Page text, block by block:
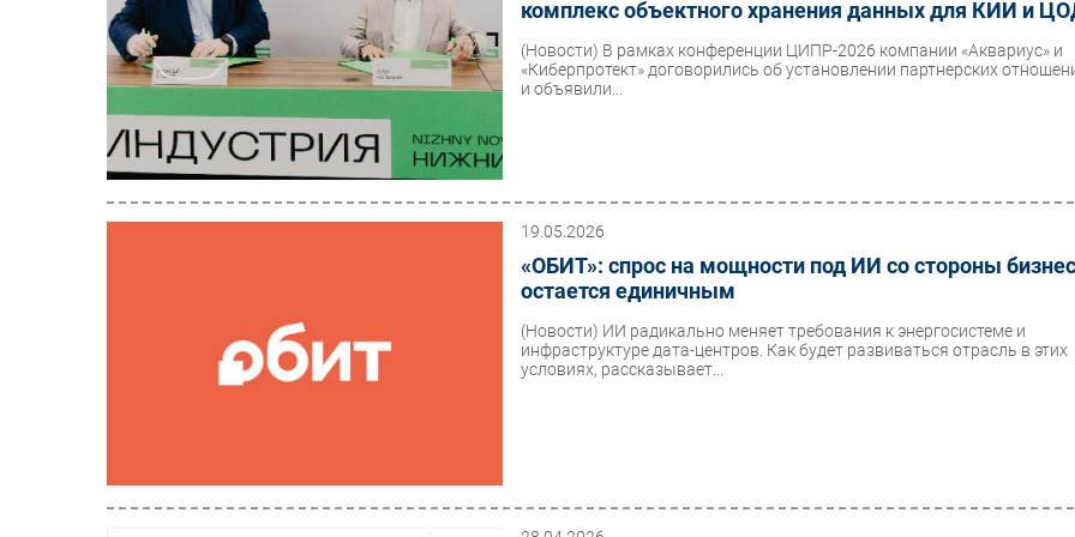
комплекс объектного хранения данных для КИИ и
(Новости) В рамках конференции ЦИПР-2026 компании «Аквариус» и
«Киберпротект» договорились об установлении партнерских
и объявили...
19.05.2026
«ОБИТ»: спрос на мощности под ИИ со стороны
остается единичным
(Новости) ИИ радикально меняет требования к энергосистеме и
инфраструктуре дата-центров. Как будет развиваться отрасль в этих
условиях, рассказывает...